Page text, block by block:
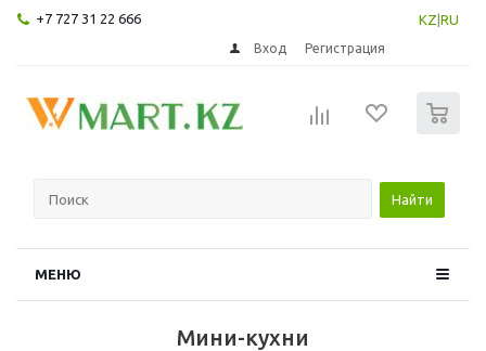
+7 727 31 22 666 KZ RU
Вход Регистрация
Найти
МЕНЮ
Мини-кухни